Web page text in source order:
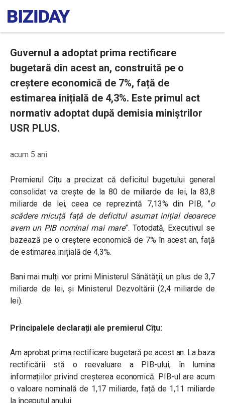
Guvernul a adoptat prima rectificare
bugetară din acest an, construită pe o
creștere economică de 7%, față de
estimarea inițială de 4,3%. Este primul act
normativ adoptat după demisia miniștrilor
USR PLUS.
acum 5 ani
Premierul Cîțu a precizat că deficitul bugetului general
consolidat va crește de la 80 de miliarde de lei, la 83,8
miliarde de lei, ceea ce reprezintă 7,13% din PIB, ”o
scădere micuță față de deficitul asumat inițial deoarece
avem un PIB nominal mai mare”. Totodată, Executivul se
bazează pe o creștere economică de 7% în acest an, față
de estimarea inițială de 4,3%.
Bani mai mulți vor primi Ministerul Sănătății, un plus de 3,7
miliarde de lei, și Ministerul Dezvoltării (2,4 miliarde de
lei).
Principalele declarații ale premierul Cîțu:
Am aprobat prima rectificare bugetară pe acest an. La baza
rectificării stă o reevaluare a PIB-ului, în lumina
informațiilor privind creșterea economică. PIB-ul are acum
o valoare nominală de 1,17 miliarde, față de 1,11 miliarde
la începutul anului.